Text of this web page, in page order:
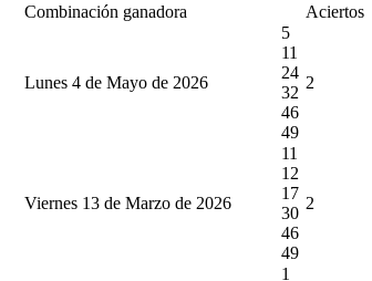
Combinación ganadora Aciertos
Lunes 4 de Mayo de 2026
5
11
24
32
46
49
2
Viernes 13 de Marzo de 2026
11
12
17
30
46
49
2
1